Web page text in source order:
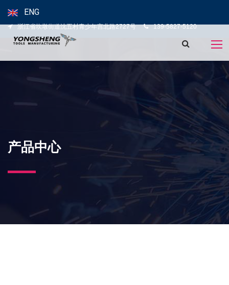
ENG
浙江省坎墩街道沈五村青少年宫北路2727号 139-5827-5120
产品中心